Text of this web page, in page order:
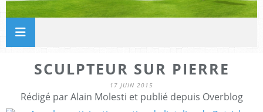
SCULPTEUR SUR PIERRE
17 JUIN 2015
Rédigé par Alain Molesti et publié depuis Overblog